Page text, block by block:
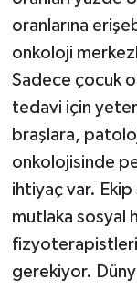
oranlarına
onkoloji
Sadece çocuk
tedavi için
braşlara,
onkolojisinde
ihtiyaç var.
mutlaka sosyal
gerekiyor.